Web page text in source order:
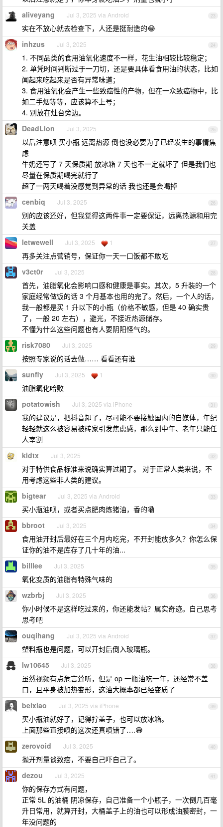
23
aliveyang Jul 3, 2025 via Android
实在不放心就去检查下，人还是挺耐造的😂
24
inhzus Jul 3, 2025
1. 不同品类的食用油氧化速度不一样，花生油相较比较稳定；
2. 单凭时间判断过于一刀切，还是要具体看食用油的状态，比如
闻起来吃起来是否有异常味道；
3. 食用油氧化会产生一些致癌性的产物，但在一众致癌物中，比
如二手烟等等，应该算不上号；
4. 别放在灶台旁边。
25
DeadLion Jul 3, 2025
以后注意呗 买小瓶 远离热源 倒也没必要为了已经发生的事情焦
虑
牛奶还写了 7 天保质期 放冰箱 7 天也不一定就坏了 但是我们也
尽量在保质期喝完就行了
超了一两天喝着没感觉到异常的话 我也还是会喝掉
26
cenbiq Jul 3, 2025
别的应该还好，但我觉得这两件事一定要保证，远离热源和用完
关盖
27
letwewell Jul 3, 2025 1
再多关注点营销号，保证你一天一口饭都不敢吃
28
v3ct0r Jul 3, 2025
首先，油脂氧化会影响口感和健康是事实。其次，5 升装的一个
家庭经常做饭的话 3 个月基本也用的完了。然后，一个人的话，
我一般都是买 1 升以下的小瓶（价格不敏感，但是 40 确实贵
了，一般 20 左右），避光，不接近热源储存。
不懂为什么这些问题也有人要阴阳怪气的。
29
risk7080 Jul 3, 2025
按照专家说的话去做…… 看看还有谁
30
sunfly Jul 3, 2025 1
油脂氧化哈败
31
potatowish Jul 3, 2025 via iPhone
我的建议是，把抖音卸了，尽可能不要接触国内的自媒体，年纪
轻轻就这么被容易被砖家引发焦虑感，那么到中年、老年只能任
人宰割
32
kidtx Jul 3, 2025
对于特供食品标准来说确实算过期了。 对于正常人类来说，不
用考虑这些非人类的建议。
33
bigtear Jul 3, 2025 via Android
买小瓶油呗，或者买点肥肉炼猪油，香的嘞
34
bbroot Jul 3, 2025
食用油开封后最好在三个月内吃完，不开封能放多久？你怎么保
证你的油不是库存了几十年的油...
35
billlee Jul 3, 2025
氧化变质的油脂有特殊气味的
36
wzbrbj Jul 3, 2025
你小时候不是这样吃过来的，你还能发帖？属实奇迹。自己思考
思考吧
37
ouqihang Jul 3, 2025 via Android
塑料瓶也是问题，可以开封后倒入玻璃瓶。
38
lw10645 Jul 3, 2025
虽然视频有点危言耸听，但是 op 一瓶油吃一年，还经常不盖
口，且平身被加热变形，这油大概率都已经变质了
39
beixiao Jul 3, 2025 via iPhone
买小瓶油就好了，记得拧盖子，也可以放冰箱。
上面那些直接喷的这次还真喷错了….😅
40
zerovoid Jul 3, 2025
抛开剂量谈致癌，不要自己吓自己了。
41
dezou Jul 3, 2025
你的保存方式有问题，
正常 5L 的油桶 阴凉保存，自己准备一个小瓶子，一次倒几百毫
升日常用，就算开封，大桶盖子上的油也可以形成油膜密封，一
年没问题的